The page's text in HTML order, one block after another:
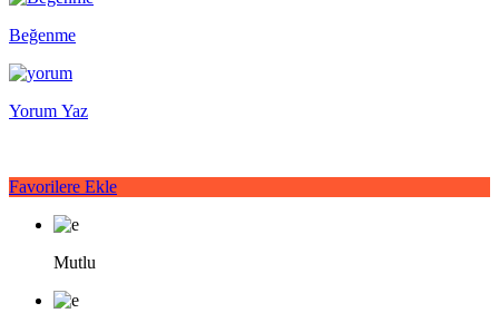
Beğenme
Yorum Yaz
Favorilere Ekle
Mutlu